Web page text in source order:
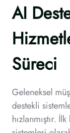
AI
Süreci
Geleneksel
destekli
hızlanmıştır.